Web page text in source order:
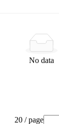
No data
20 / page